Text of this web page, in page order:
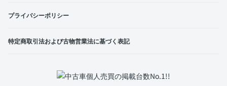
プライバシーポリシー
特定商取引法および古物営業法に基づく表記